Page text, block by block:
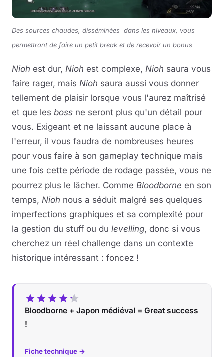
Des sources chaudes, disséminées dans les niveaux, vous
permettront de faire un petit break et de recevoir un bonus
Nioh est dur, Nioh est complexe, Nioh saura vous
faire rager, mais Nioh saura aussi vous donner
tellement de plaisir lorsque vous l'aurez maîtrisé
et que les boss ne seront plus qu'un détail pour
vous. Exigeant et ne laissant aucune place à
l'erreur, il vous faudra de nombreuses heures
pour vous faire à son gameplay technique mais
une fois cette période de rodage passée, vous ne
pourrez plus le lâcher. Comme Bloodborne en son
temps, Nioh nous a séduit malgré ses quelques
imperfections graphiques et sa complexité pour
la gestion du stuff ou du levelling, donc si vous
cherchez un réel challenge dans un contexte
historique intéressant : foncez !
Bloodborne + Japon médiéval = Great success
!
Fiche technique →